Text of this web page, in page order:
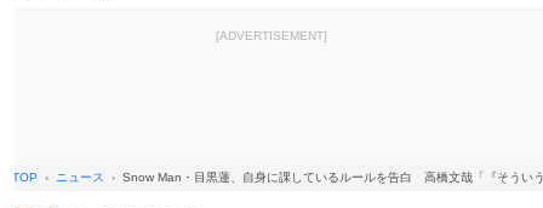
[ADVERTISEMENT]
TOP ニュース Snow Man・目黒蓮、自身に課しているルールを告白 高橋文哉「『そうい